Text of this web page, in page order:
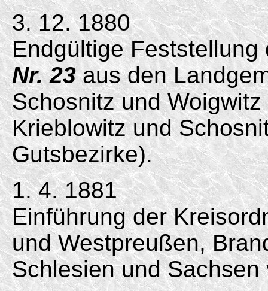
3. 12. 1880
Endgültige
Nr. 23aus den
Schosnitz und
Krieblowitz und
Gutsbezirke).
1. 4. 1881
Einführung der
und Westpreußen,
Schlesien und